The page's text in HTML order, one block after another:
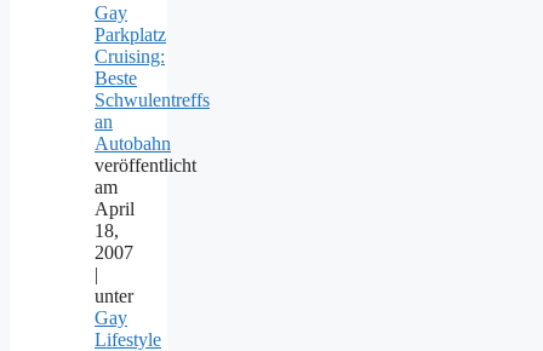
Gay
Parkplatz
Cruising:
Beste
Schwulentreffs
an
Autobahn
veröffentlicht
am
April
18,
2007
|
unter
Gay
Lifestyle